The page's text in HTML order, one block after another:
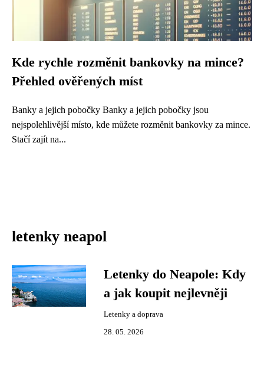
Kde rychle rozměnit bankovky na mince?
Přehled ověřených míst
Banky a jejich pobočky Banky a jejich pobočky jsou
nejspolehlivější místo, kde můžete rozměnit bankovky za mince.
Stačí zajít na...
letenky neapol
Letenky do Neapole: Kdy
a jak koupit nejlevněji
Letenky a doprava
28. 05. 2026